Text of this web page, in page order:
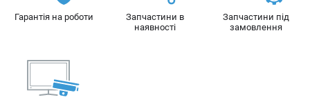
Діагностика та ремонт уприскування дизельних
систем (ТНВД, насос-форсунок)
Заміна паливного фільтра
Заміна форсунок
Гарантія на роботи
Запчастини в
наявності
Запчастини під
замовлення